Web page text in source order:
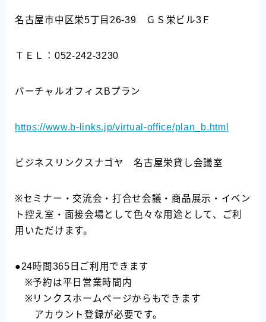
名古屋市中区栄5丁目26-39 ＧＳ栄ビル3Ｆ
ＴＥＬ：052-242-3230
バーチャルオフィスBプラン
https://www.b-links.jp/virtual-office/plan_b.html
ビジネスリンクスナゴヤ 名古屋栄貸し会議室
※セミナー・交流会・打合せ会議・商品展示・イベン
ト控え室・面接会場として色々な用途として、ご利
用いただけます。
●24時間365日ご利用できます
※予約は平日営業時間内
※リンクスホームページからもできます
アカウント登録が必要です。